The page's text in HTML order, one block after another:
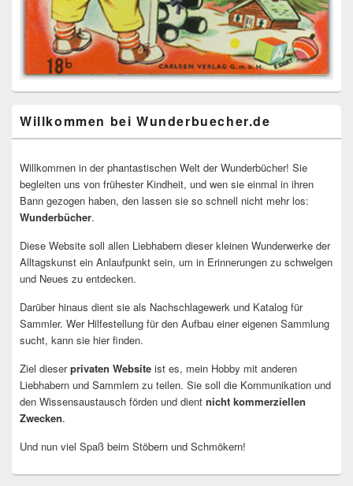
Willkommen bei Wunderbuecher.de
Willkommen in der phantastischen Welt der Wunderbücher! Sie
begleiten uns von frühester Kindheit, und wen sie einmal in ihren
Bann gezogen haben, den lassen sie so schnell nicht mehr los:
Wunderbücher.
Diese Website soll allen Liebhabern dieser kleinen Wunderwerke der
Alltagskunst ein Anlaufpunkt sein, um in Erinnerungen zu schwelgen
und Neues zu entdecken.
Darüber hinaus dient sie als Nachschlagewerk und Katalog für
Sammler. Wer Hilfestellung für den Aufbau einer eigenen Sammlung
sucht, kann sie hier finden.
Ziel dieserprivaten Website ist es, mein Hobby mit anderen
Liebhabern und Sammlern zu teilen. Sie soll die Kommunikation und
den Wissensaustausch förden und dient nicht kommerziellen
Zwecken.
Und nun viel Spaß beim Stöbern und Schmökern!